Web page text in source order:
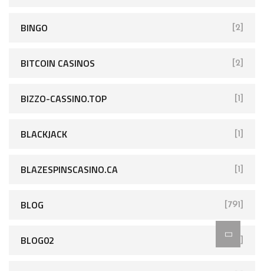
BINGO [2]
BITCOIN CASINOS [2]
BIZZO-CASSINO.TOP [1]
BLACKJACK [1]
BLAZESPINSCASINO.CA [1]
BLOG [791]
BLOG02